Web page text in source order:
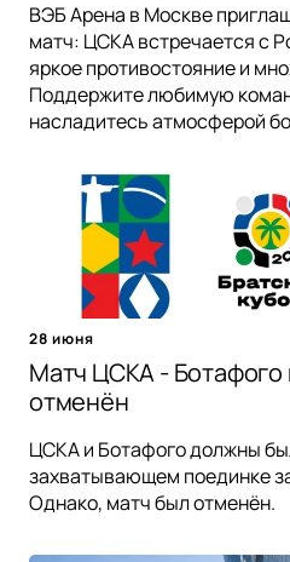
ВЭБ Арена в Москве
матч: ЦСКА встречается с
яркое противостояние и
Поддержите любимую
насладитесь атмосферой
28 июня
Матч ЦСКА - Ботафого
отменён
ЦСКА и Ботафого должны
захватывающем поединке
Однако, матч был отменён.